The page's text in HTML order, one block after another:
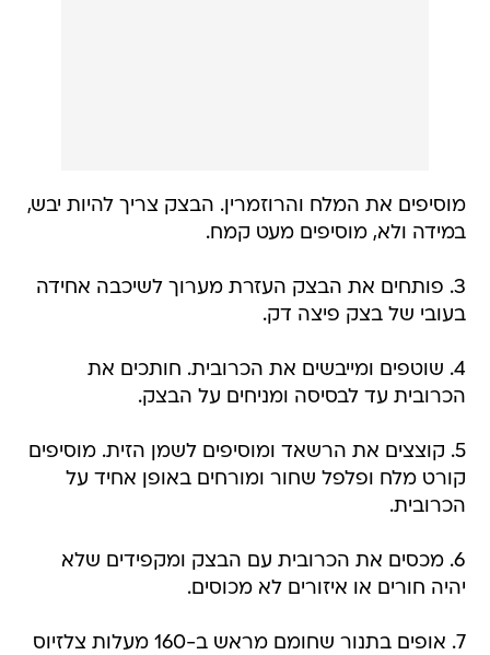
מוסיפים את המלח והרוזמרין. הבצק צריך להיות יבש,
במידה ולא, מוסיפים מעט קמח.
3. פותחים את הבצק העזרת מערוך לשיכבה אחידה
בעובי של בצק פיצה דק.
4. שוטפים ומייבשים את הכרובית. חותכים את
הכרובית עד לבסיסה ומניחים על הבצק.
5. קוצצים את הרשאד ומוסיפים לשמן הזית. מוסיפים
קורט מלח ופלפל שחור ומורחים באופן אחיד על
הכרובית.
6. מכסים את הכרובית עם הבצק ומקפידים שלא
יהיה חורים או איזורים לא מכוסים.
7. אופים בתנור שחומם מראש ב-160 מעלות צלזיוס